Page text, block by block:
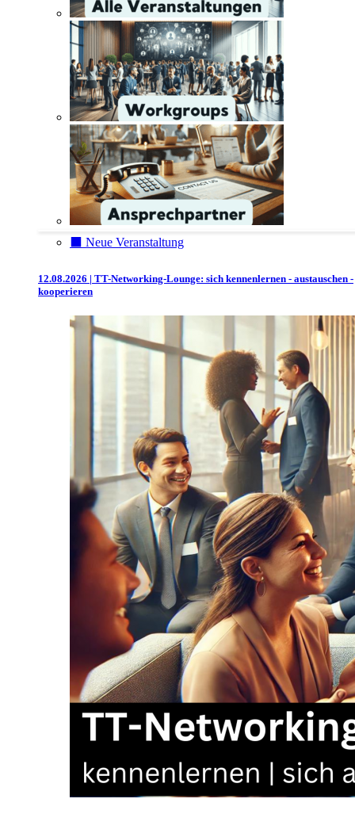
⬛️ Neue Veranstaltung
12.08.2026 | TT-Networking-Lounge: sich kennenlernen - austauschen -
kooperieren